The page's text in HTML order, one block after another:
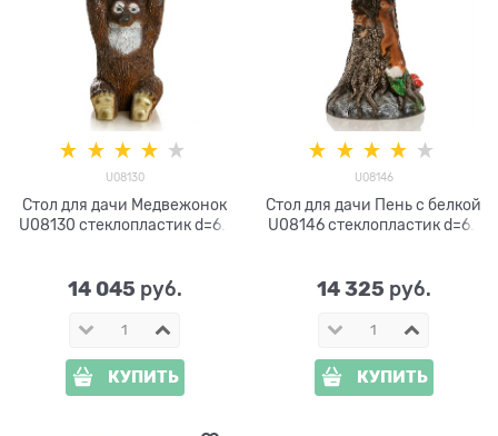
U08130
Стол для дачи Медвежонок
U08130 стеклопластик d=60
14 045 руб.
КУПИТЬ
U08146
Стол для дачи Пень с белкой
U08146 стеклопластик d=60
14 325 руб.
КУПИТЬ